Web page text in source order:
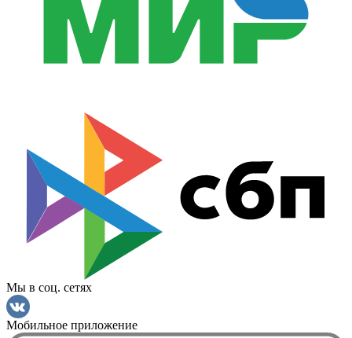
Мы в соц. сетях
Мобильное приложение